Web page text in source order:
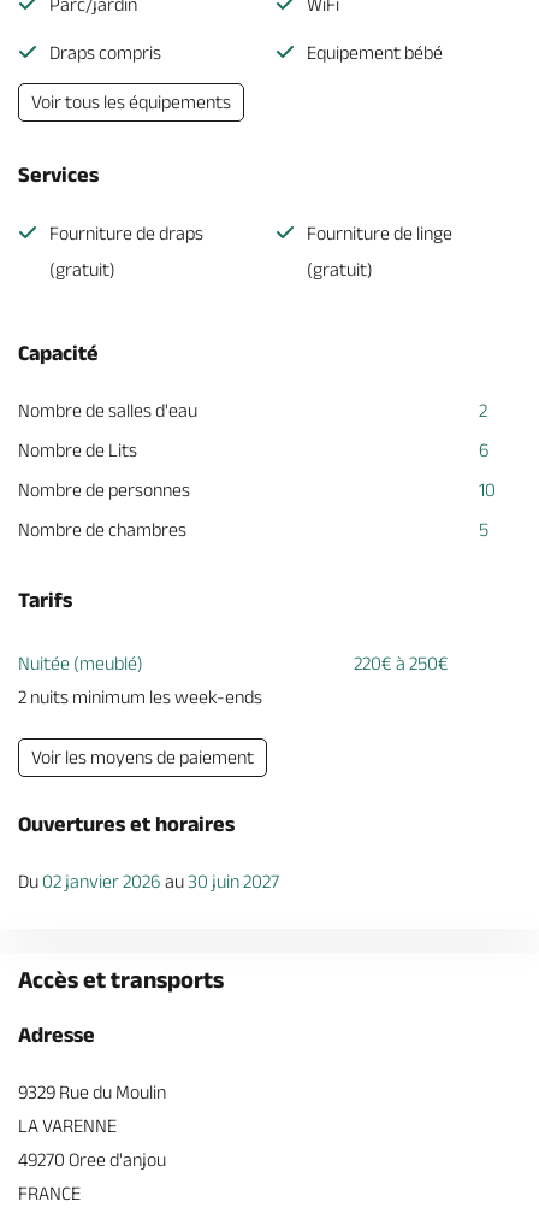
Parc/jardin WiFi
Draps compris Equipement bébé
Voir tous les équipements
Services
Fourniture de draps
(gratuit)
Fourniture de linge
(gratuit)
Capacité
Nombre de salles d'eau
2
Nombre de Lits
6
Nombre de personnes
10
Nombre de chambres
5
Tarifs
Nuitée (meublé)
220€ à 250€
2 nuits minimum les week-ends
Voir les moyens de paiement
Ouvertures et horaires
Du 02 janvier 2026 au30 juin 2027
Accès et transports
Adresse
9329 Rue du Moulin
LA VARENNE
49270 Oree d'anjou
FRANCE